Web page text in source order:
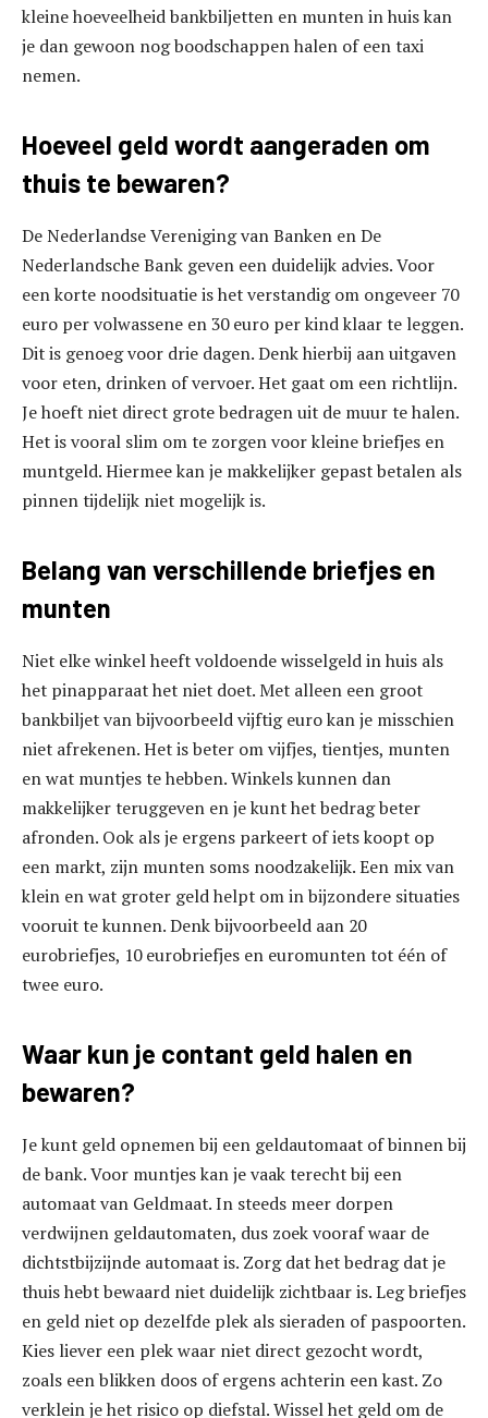
kleine hoeveelheid bankbiljetten en munten in huis kan
je dan gewoon nog boodschappen halen of een taxi
nemen.
Hoeveel geld wordt aangeraden om
thuis te bewaren?
De Nederlandse Vereniging van Banken en De
Nederlandsche Bank geven een duidelijk advies. Voor
een korte noodsituatie is het verstandig om ongeveer 70
euro per volwassene en 30 euro per kind klaar te leggen.
Dit is genoeg voor drie dagen. Denk hierbij aan uitgaven
voor eten, drinken of vervoer. Het gaat om een richtlijn.
Je hoeft niet direct grote bedragen uit de muur te halen.
Het is vooral slim om te zorgen voor kleine briefjes en
muntgeld. Hiermee kan je makkelijker gepast betalen als
pinnen tijdelijk niet mogelijk is.
Belang van verschillende briefjes en
munten
Niet elke winkel heeft voldoende wisselgeld in huis als
het pinapparaat het niet doet. Met alleen een groot
bankbiljet van bijvoorbeeld vijftig euro kan je misschien
niet afrekenen. Het is beter om vijfjes, tientjes, munten
en wat muntjes te hebben. Winkels kunnen dan
makkelijker teruggeven en je kunt het bedrag beter
afronden. Ook als je ergens parkeert of iets koopt op
een markt, zijn munten soms noodzakelijk. Een mix van
klein en wat groter geld helpt om in bijzondere situaties
vooruit te kunnen. Denk bijvoorbeeld aan 20
eurobriefjes, 10 eurobriefjes en euromunten tot één of
twee euro.
Waar kun je contant geld halen en
bewaren?
Je kunt geld opnemen bij een geldautomaat of binnen bij
de bank. Voor muntjes kan je vaak terecht bij een
automaat van Geldmaat. In steeds meer dorpen
verdwijnen geldautomaten, dus zoek vooraf waar de
dichtstbijzijnde automaat is. Zorg dat het bedrag dat je
thuis hebt bewaard niet duidelijk zichtbaar is. Leg briefjes
en geld niet op dezelfde plek als sieraden of paspoorten.
Kies liever een plek waar niet direct gezocht wordt,
zoals een blikken doos of ergens achterin een kast. Zo
verklein je het risico op diefstal. Wissel het geld om de